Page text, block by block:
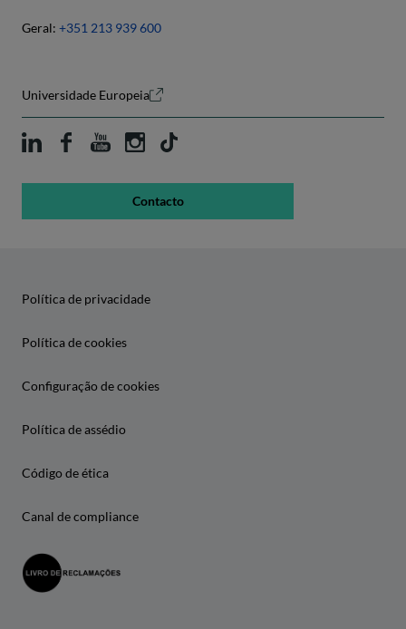
Geral: +351 213 939 600
Universidade Europeia
Contacto
Política de privacidade
Política de cookies
Configuração de cookies
Política de assédio
Código de ética
Canal de compliance